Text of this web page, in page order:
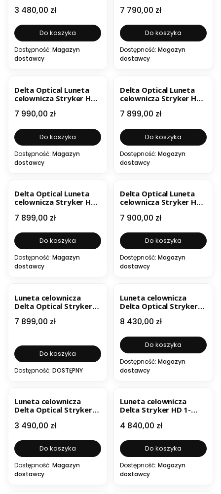
Cena
3 480,00 zł
Do koszyka
Dostępność: Magazyn
dostawcy
DO-2502
Cena
7 790,00 zł
Do koszyka
Dostępność: Magazyn
dostawcy
Delta Optical Luneta
celownicza Stryker HD
DO-2501
Cena
7 990,00 zł
Do koszyka
Dostępność: Magazyn
dostawcy
Delta Optical Luneta
celownicza Stryker HD
DO-2500
Cena
7 899,00 zł
Do koszyka
Dostępność: Magazyn
dostawcy
Delta Optical Luneta
celownicza Stryker HD
2504
Cena
7 899,00 zł
Do koszyka
Dostępność: Magazyn
dostawcy
Delta Optical Luneta
celownicza Stryker HD
2507
Cena
7 900,00 zł
Do koszyka
Dostępność: Magazyn
dostawcy
Luneta celownicza
Delta Optical Stryker
Cena
7 899,00 zł
Do koszyka
Dostępność: DOSTĘPNY
Luneta celownicza
Delta Optical Stryker
Cena
8 430,00 zł
Do koszyka
Dostępność: Magazyn
dostawcy
Luneta celownicza
Delta Optical Stryker
Cena
3 490,00 zł
Do koszyka
Dostępność: Magazyn
dostawcy
Luneta celownicza
Delta Stryker HD 1-
Cena
4 840,00 zł
Do koszyka
Dostępność: Magazyn
dostawcy